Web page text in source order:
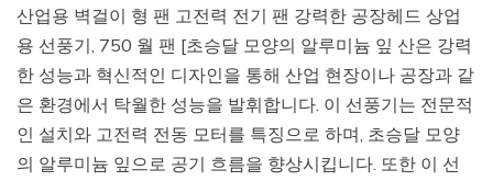
산업용 벽걸이 형 팬 고전력 전기 팬 강력한 공장헤드 상업
용 선풍기, 750 월 팬 [초승달 모양의 알루미늄 잎 산은 강력
한 성능과 혁신적인 디자인을 통해 산업 현장이나 공장과 같
은 환경에서 탁월한 성능을 발휘합니다. 이 선풍기는 전문적
인 설치와 고전력 전동 모터를 특징으로 하며, 초승달 모양
의 알루미늄 잎으로 공기 흐름을 향상시킵니다. 또한 이 선